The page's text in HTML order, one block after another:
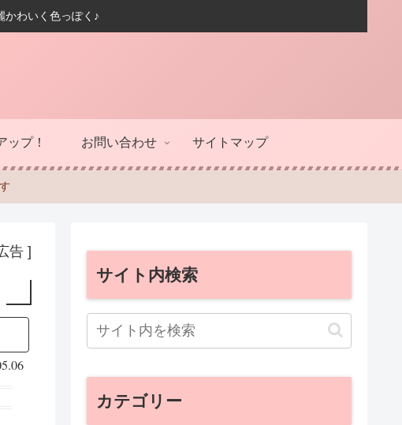
かわいく色っぽく♪
ップ！ お問い合わせ サイトマップ
告 ]
サイト内検索
カテゴリー